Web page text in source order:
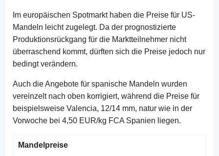
Im europäischen Spotmarkt haben die Preise für US-
Mandeln leicht zugelegt. Da der prognostizierte
Produktionsrückgang für die Marktteilnehmer nicht
überraschend kommt, dürften sich die Preise jedoch nur
bedingt verändern.
Auch die Angebote für spanische Mandeln wurden
vereinzelt nach oben korrigiert, während die Preise für
beispielsweise Valencia, 12/14 mm, natur wie in der
Vorwoche bei 4,50 EUR/kg FCA Spanien liegen.
Mandelpreise